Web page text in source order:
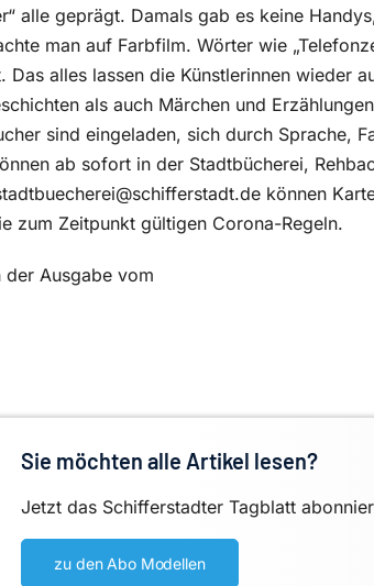
alle geprägt. Damals gab es keine
man auf Farbfilm. Wörter wie
Das alles lassen die Künstlerinnen wieder
als auch Märchen und
sind eingeladen, sich durch Sprache,
ab sofort in der Stadtbücherei,
können
zum Zeitpunkt gültigen Corona-Regeln.
der Ausgabe vom
Sie möchten alle Artikel lesen?
Jetzt das Schifferstadter Tagblatt
zu den Abo Modellen